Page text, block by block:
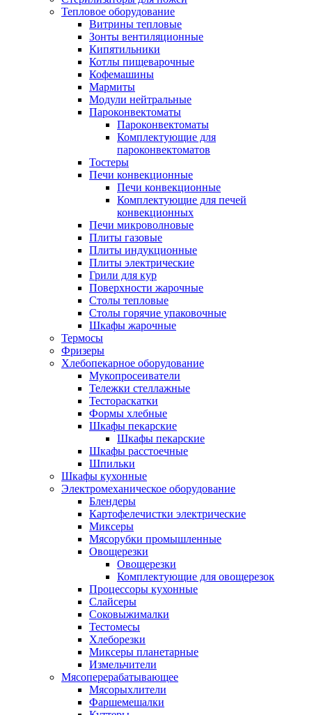
Тепловое оборудование
Витрины тепловые
Зонты вентиляционные
Кипятильники
Котлы пищеварочные
Кофемашины
Мармиты
Модули нейтральные
Пароконвектоматы
Пароконвектоматы
Комплектующие для
пароконвектоматов
Тостеры
Печи конвекционные
Печи конвекционные
Комплектующие для печей
конвекционных
Печи микроволновые
Плиты газовые
Плиты индукционные
Плиты электрические
Грили для кур
Поверхности жарочные
Столы тепловые
Столы горячие упаковочные
Шкафы жарочные
Термосы
Фризеры
Хлебопекарное оборудование
Мукопросеиватели
Тележки стеллажные
Тестораскатки
Формы хлебные
Шкафы пекарские
Шкафы пекарские
Шкафы расстоечные
Шпильки
Шкафы кухонные
Электромеханическое оборудование
Блендеры
Картофелечистки электрические
Миксеры
Мясорубки промышленные
Овощерезки
Овощерезки
Комплектующие для овощерезок
Процессоры кухонные
Слайсеры
Соковыжималки
Тестомесы
Хлеборезки
Миксеры планетарные
Измельчители
Мясоперерабатывающее
Мясорыхлители
Фаршемешалки